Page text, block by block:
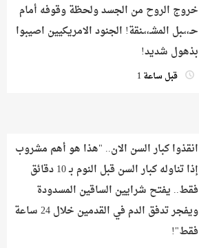
خروج الروح من الجسد ولحظة وقوفه أمام
حـ،،ـبل المشـ،،ـنقة! الجنود الامريكيين اصيبوا
بذهول شديد!
قبل ساعة 1
انقذوا كبار السن الان.. "هذا هو أهم مشروب
إذا تناوله كبار السن قبل النوم بـ 10 دقائق
فقط.. يفتح شرايين الساقين المسدودة
ويفجر تدفق الدم في القدمين خلال 24 ساعة
فقط"!